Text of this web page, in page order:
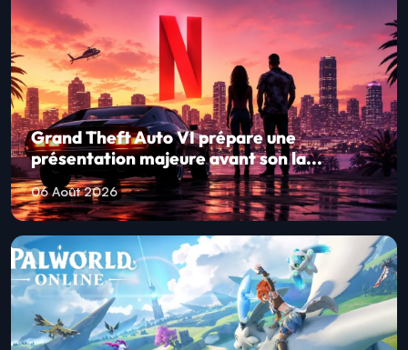
Grand Theft Auto VI prépare une
présentation majeure avant son la...
06 Août 2026